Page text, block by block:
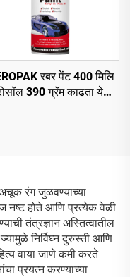
रबर पेंट 400 मिलि
390 ग्रॅम काढता येणारे
अचूक रंग जुळवण्याच्या
नष्ट होते आणि प्रत्येक वेळी
तंत्रज्ञान अस्तित्वातील
निर्विघ्न दुरुस्ती आणि
वाया जाणे कमी करते
प्रयत्न करण्याच्या